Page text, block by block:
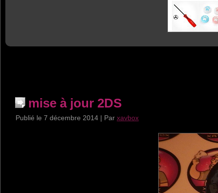
mise à jour 2DS
Publié le 7 décembre 2014 | Par xavbox